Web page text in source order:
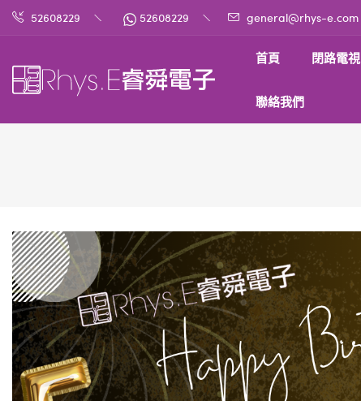
52608229 52608229 general@rhys-e.com
首頁 閉路電視
聯絡我們